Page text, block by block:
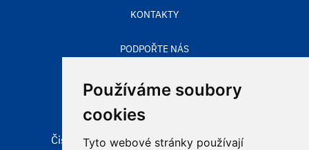
Používáme soubory
cookies
Tyto webové stránky používají
KONTAKTY
PODPOŘTE NÁS
STAV OVZDUŠÍ
Čisté nebe, obecně prospěšná společnost